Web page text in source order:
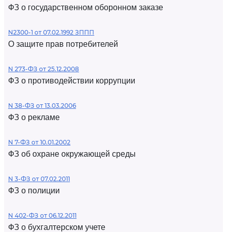
ФЗ о государственном оборонном заказе
N2300-1 от 07.02.1992 ЗППП
О защите прав потребителей
N 273-ФЗ от 25.12.2008
ФЗ о противодействии коррупции
N 38-ФЗ от 13.03.2006
ФЗ о рекламе
N 7-ФЗ от 10.01.2002
ФЗ об охране окружающей среды
N 3-ФЗ от 07.02.2011
ФЗ о полиции
N 402-ФЗ от 06.12.2011
ФЗ о бухгалтерском учете